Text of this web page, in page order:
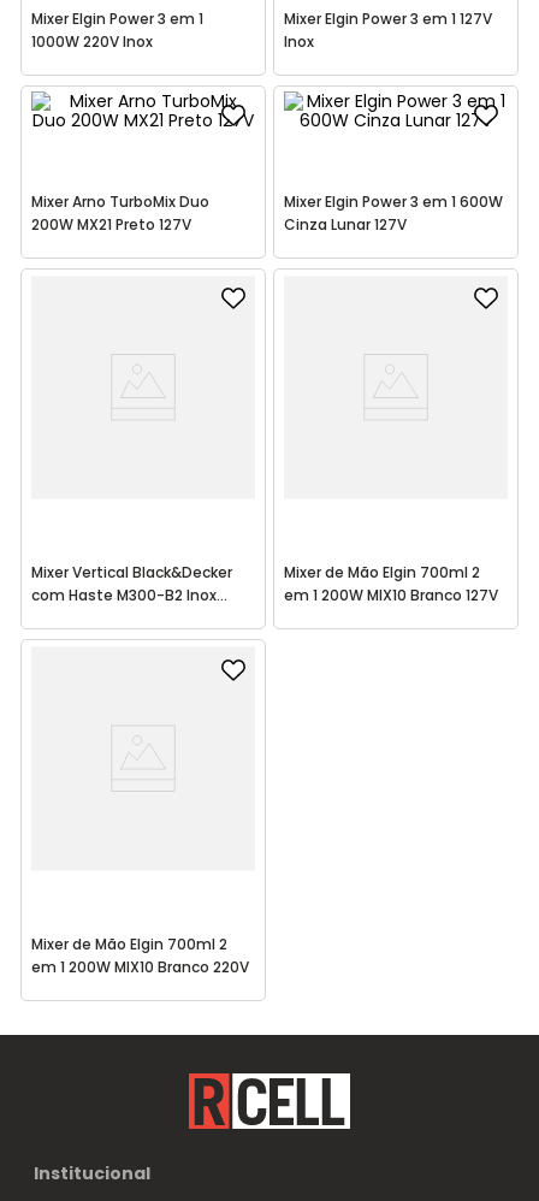
Mixer Elgin Power 3 em 1
1000W 220V Inox
Mixer Elgin Power 3 em 1 127V
Inox
Mixer Arno TurboMix Duo
200W MX21 Preto 127V
Mixer Elgin Power 3 em 1 600W
Cinza Lunar 127V
Mixer Vertical Black&Decker
com Haste M300-B2 Inox
Mixer de Mão Elgin 700ml 2
em 1 200W MIX10 Branco 127V
Mixer de Mão Elgin 700ml 2
em 1 200W MIX10 Branco 220V
Institucional